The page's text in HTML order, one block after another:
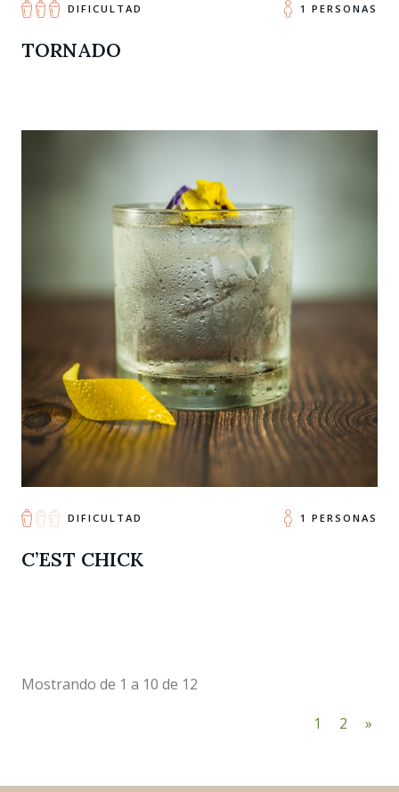
DIFICULTAD 1 PERSONAS
TORNADO
DIFICULTAD 1 PERSONAS
C’EST CHICK
Mostrando de 1 a 10 de 12
1
2 »